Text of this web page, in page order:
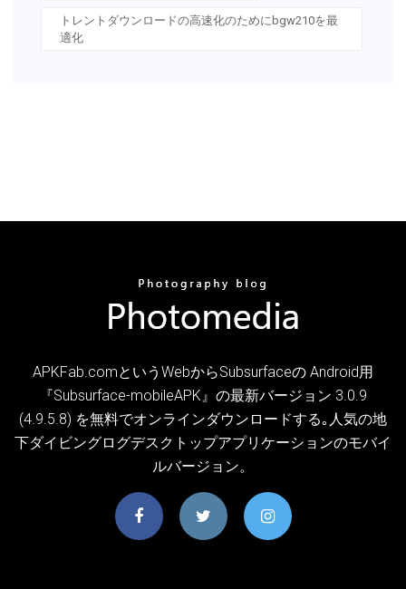
トレントダウンロードの高速化のためにbgw210を最
適化
APKFab.comというWebからSubsurfaceの Android用
『Subsurface-mobileAPK』の最新バージョン 3.0.9
(4.9.5.8) を無料でオンラインダウンロードする｡人気の地
下ダイビングログデスクトップアプリケーションのモバイ
ルバージョン。